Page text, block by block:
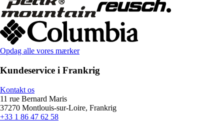
Opdag alle vores mærker
Kundeservice i Frankrig
Kontakt os
11 rue Bernard Maris
37270 Montlouis-sur-Loire, Frankrig
+33 1 86 47 62 58